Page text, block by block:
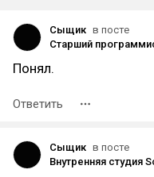
Сыщик в посте
Понял.
Ответить
Сыщик в посте